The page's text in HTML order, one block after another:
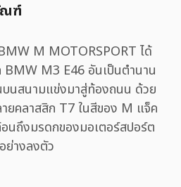
ณฑ์
M MOTORSPORT ได้
BMW M3 E46 อันเป็นตำนาน
สนามแข่งมาสู่ท้องถนน ด้วย
ยคลาสสิก T7 ในสีของ M แจ็ค
นถึงมรดกของมอเตอร์สปอร์ต
ย่างลงตัว